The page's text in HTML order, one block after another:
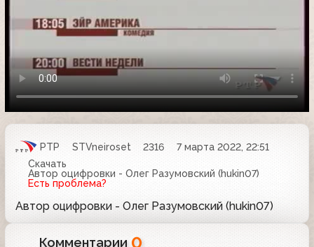
РТР STVneiroset 2316
7 марта 2022, 22:51
Скачать
Автор оцифровки - Олег Разумовский (hukin07)
Есть проблема?
Автор оцифровки - Олег Разумовский (hukin07)
Комментарии 0